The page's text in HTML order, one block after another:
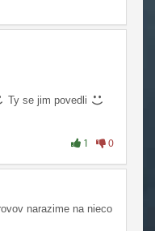
Ty se jim povedli
1 0
narazime na nieco